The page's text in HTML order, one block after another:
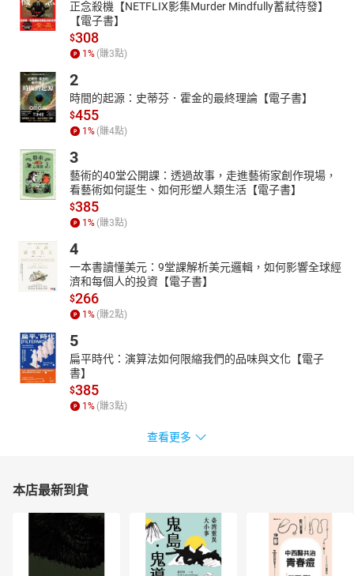
正念殺機【NETFLIX影集Murder Mindfully蓄弒待發】
【電子書】
$308
1 % (賺3點)
2
時間的起源：史蒂芬．霍金的最終理論【電子書】
$455
1 % (賺4點)
3
藝術的40堂公開課：透過故事，走進藝術家創作現場，
看藝術如何誕生、如何形塑人類生活【電子書】
$385
1 % (賺3點)
4
一本書讀懂美元：9堂課解析美元邏輯，如何影響全球經
濟和每個人的投資【電子書】
$266
1 % (賺2點)
5
扁平時代：演算法如何限縮我們的品味與文化【電子
書】
$385
1 % (賺3點)
查看更多
本店最新到貨